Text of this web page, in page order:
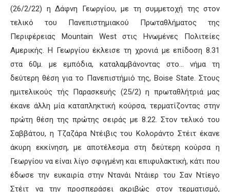
(26/2/22) η Δάφνη Γεωργίου, με τη συμμετοχή της στον
τελικό του Πανεπιστημιακού Πρωταθλήματος της
Περιφέρειας Mountain West στις Ηνωμένες Πολιτείες
Αμερικής. Η Γεωργίου έκλεισε τη χρονιά με επίδοση 8.31
στα 60μ. με εμπόδια, καταλαμβάνοντας στο… νήμα τη
δεύτερη θέση για το Πανεπιστήμιό της, Boise State. Στους
ημιτελικούς τής Παρασκευής (25/2) η πρωταθλήτριά μας
έκανε άλλη μία καταπληκτική κούρσα, τερματίζοντας στην
πρώτη θέση της πρώτης σειράς με 8.22. Στον τελικό του
Σαββάτου, η Τζαζάρα Ντέιβις του Κολοράντο Στέιτ έκανε
άκυρη εκκίνηση, με αποτέλεσμα στη δεύτερη κούρσα η
Γεωργίου να είναι λίγο σφιγμένη και επιφυλακτική, κάτι που
έδωσε την ευκαιρία στην Ντανάι Ντάιερ του Σαν Ντίεγο
Στέιτ να την προσπεράσει ακριβώς στον τερματισμό,